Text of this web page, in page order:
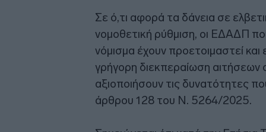
Σε ό,τι αφορά τα δάνεια σε
νομοθετική ρύθμιση, οι ΕΔΑΔΠ
νόμισμα έχουν προετοιμαστεί και
γρήγορη διεκπεραίωση
αξιοποιήσουν τις δυνατότητες
άρθρου 128 του Ν. 5264/2025.